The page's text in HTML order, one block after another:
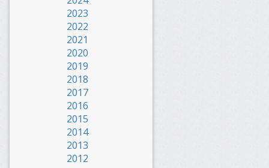
2023
2022
2021
2020
2019
2018
2017
2016
2015
2014
2013
2012